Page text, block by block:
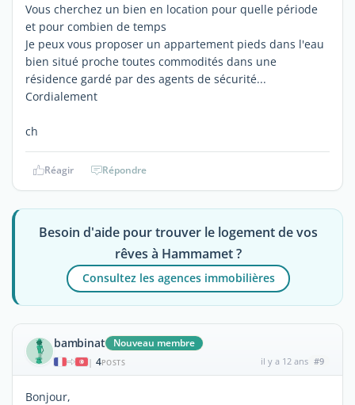
Vous cherchez un bien en location pour quelle période
et pour combien de temps
Je peux vous proposer un appartement pieds dans l'eau
bien situé proche toutes commodités dans une
résidence gardé par des agents de sécurité...
Cordialement
ch
Réagir Répondre
Besoin d'aide pour trouver le logement de vos
rêves à Hammamet ?
Consultez les agences immobilières
bambinat Nouveau membre
| 4POSTS il y a 12 ans #9
Bonjour,